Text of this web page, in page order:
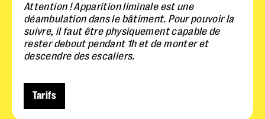
Attention ! Apparition liminale est une
déambulation dans le bâtiment. Pour pouvoir la
suivre, il faut être physiquement capable de
rester debout pendant 1h et de monter et
descendre des escaliers.
Tarifs